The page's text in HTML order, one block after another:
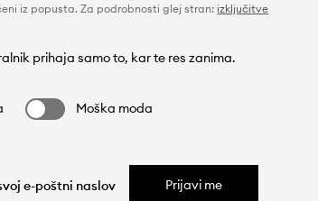
iz popusta. Za podrobnosti glej stran: izključitve
prihaja samo to, kar te res zanima.
Moška moda
Prijavi me